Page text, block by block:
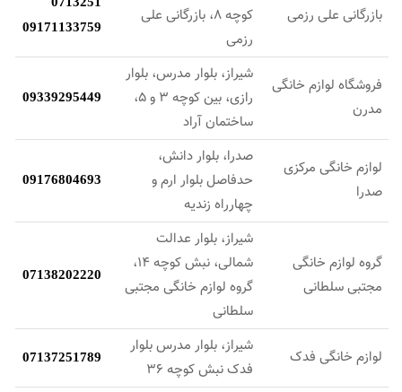
بازرگانی علی رزمی
کوچه 8، بازرگانی علی
رزمی
09171133759
فروشگاه لوازم خانگی
مدرن
شیراز، بلوار مدرس، بلوار
رازی، بین کوچه 3 و 5،
ساختمان آراد
09339295449
لوازم خانگی مرکزی
صدرا
صدرا، بلوار دانش،
حدفاصل بلوار ارم و
چهارراه زندیه
09176804693
گروه لوازم خانگی
مجتبی سلطانی
شیراز، بلوار عدالت
شمالی، نبش کوچه 14،
گروه لوازم خانگی مجتبی
سلطانی
07138202220
لوازم خانگی فدک
شیراز، بلوار مدرس بلوار
فدک نبش کوچه 36
07137251789